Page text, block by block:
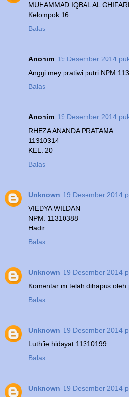
MUHAMMAD IQBAL AL
Kelompok 16
Balas
Anonim 19 Desember 2014
Anggi mey pratiwi putri NPM
Balas
Anonim 19 Desember 2014
RHEZA ANANDA PRATAMA
11310314
KEL. 20
Balas
Unknown 19 Desember 2014
VIEDYA WILDAN
NPM. 11310388
Hadir
Balas
Unknown 19 Desember 2014
Komentar ini telah dihapus oleh
Balas
Unknown 19 Desember 2014
Luthfie hidayat 11310199
Balas
Unknown 19 Desember 2014